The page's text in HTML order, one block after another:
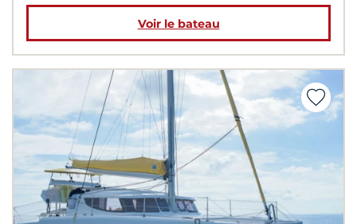
Voir le bateau